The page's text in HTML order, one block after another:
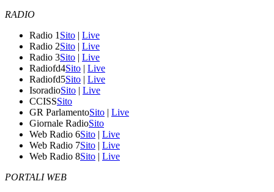
RADIO
Radio 1 Sito | Live
Radio 2Sito | Live
Radio 3Sito | Live
Radiofd4Sito | Live
Radiofd5Sito | Live
IsoradioSito | Live
CCISSSito
GR ParlamentoSito | Live
Giornale RadioSito
Web Radio 6Sito | Live
Web Radio 7Sito | Live
Web Radio 8Sito | Live
PORTALI WEB